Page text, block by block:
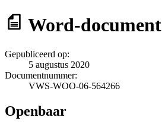
Word-document
Gepubliceerd op:
5 augustus 2020
Documentnummer:
VWS-WOO-06-564266
Openbaar